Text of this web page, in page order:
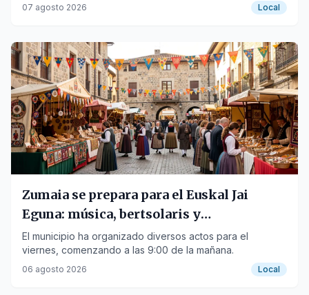
07 agosto 2026 Local
Zumaia se prepara para el Euskal Jai
Eguna: música, bertsolaris y
degustaciones
El municipio ha organizado diversos actos para el
viernes, comenzando a las 9:00 de la mañana.
06 agosto 2026 Local